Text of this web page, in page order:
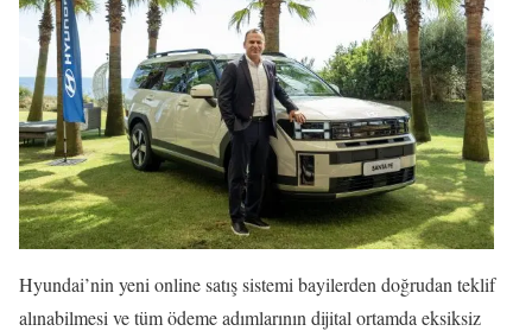
Hyundai’nin yeni online satış sistemi bayilerden doğrudan teklif
alınabilmesi ve tüm ödeme adımlarının dijital ortamda eksiksiz